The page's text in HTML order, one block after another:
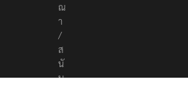
ณ
า
/
ส
นั
บ